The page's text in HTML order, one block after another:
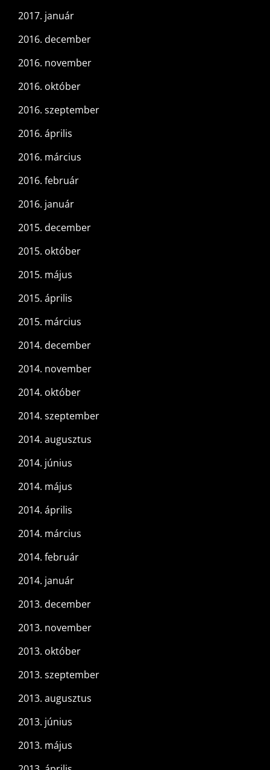
2017. január
2016. december
2016. november
2016. október
2016. szeptember
2016. április
2016. március
2016. február
2016. január
2015. december
2015. október
2015. május
2015. április
2015. március
2014. december
2014. november
2014. október
2014. szeptember
2014. augusztus
2014. június
2014. május
2014. április
2014. március
2014. február
2014. január
2013. december
2013. november
2013. október
2013. szeptember
2013. augusztus
2013. június
2013. május